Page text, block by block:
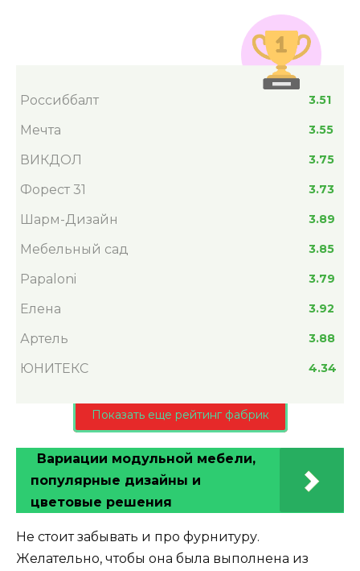
Россиббалт 3.51
Мечта 3.55
ВИКДОЛ 3.75
Форест 31 3.73
Шарм-Дизайн 3.89
Мебельный сад 3.85
Papaloni 3.79
Елена 3.92
Артель 3.88
ЮНИТЕКС 4.34
Показать еще рейтинг фабрик
Вариации модульной мебели,
популярные дизайны и
цветовые решения
Не стоит забывать и про фурнитуру.
Желательно, чтобы она была выполнена из